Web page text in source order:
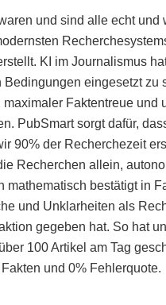
und sind alle echt und
KI im Journalismus
Bedingungen eingesetzt zu
maximaler Faktentreue und
PubSmart sorgt dafür,
90% der Recherchezeit
Recherchen allein,
mathematisch bestätigt in
und Unklarheiten als
gegeben hat. So hat
100 Artikel am Tag
und 0% Fehlerquote.